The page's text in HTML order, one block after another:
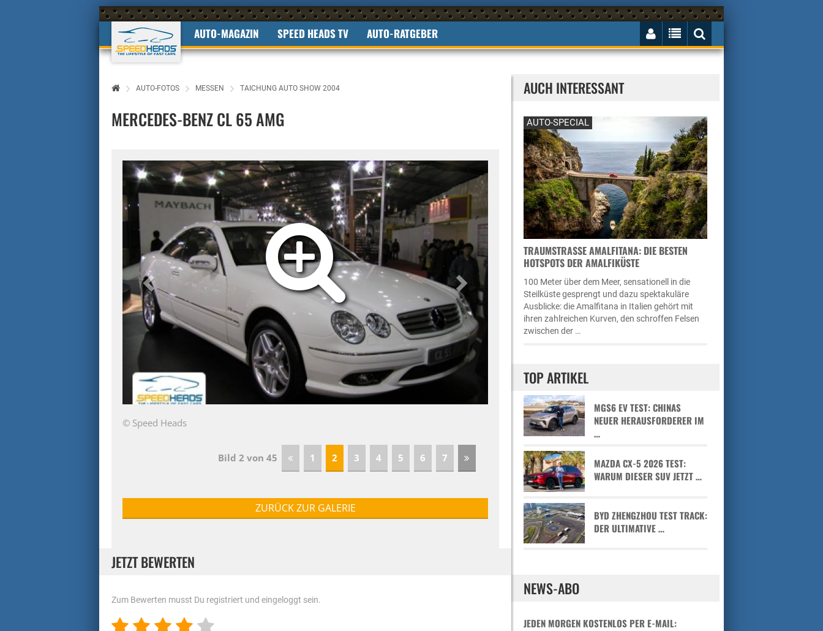
AUTO-MAGAZIN SPEED HEADS TV AUTO-RATGEBER
AUTO-FOTOS MESSEN TAICHUNG AUTO SHOW 2004
MERCEDES-BENZ CL 65 AMG
© Speed Heads
Bild 2 von 45 1 2 3 4 5 6 7
ZURÜCK ZUR GALERIE
JETZT BEWERTEN
Zum Bewerten musst Du registriert und eingeloggt sein.
AUCH INTERESSANT
AUTO-SPECIAL
TRAUMSTRASSE AMALFITANA: DIE BESTEN H
OTSPOTS DER AMALFIKÜSTE
100 Meter über dem Meer, sensationell in die
Steilküste gesprengt und dazu spektakuläre
Ausblicke: die Amalfitana in Italien gehört mit
ihren zahlreichen Kurven, den schroffen Felsen
zwischen der …
TOP ARTIKEL
MGS6 EV TEST: CHINAS
NEUER HERAUSFORDERER IM
…
MAZDA CX-5 2026 TEST:
WARUM DIESER SUV JETZT …
BYD ZHENGZHOU TEST TRACK:
DER ULTIMATIVE …
NEWS-ABO
JEDEN MORGEN KOSTENLOS PER E-MAIL: